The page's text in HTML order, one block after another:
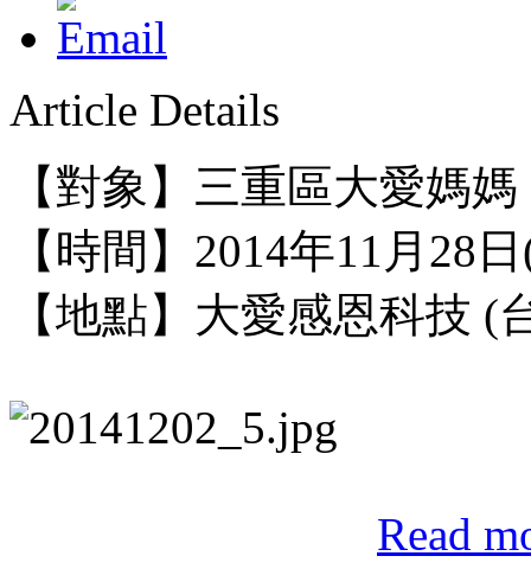
Article Details
【對象】三重區大愛媽媽
【時間】2014年11月28
【地點】 大愛感恩科技 (
Read